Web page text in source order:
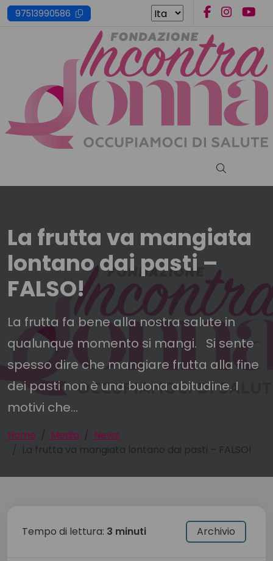
Skip
to
97513990586
Cerca nel
La frutta va mangiata
lontano dai pasti –
FALSO!
La frutta fa bene alla nostra salute in
qualunque momento si mangi. Si sente
spesso dire che mangiare frutta alla fine
dei pasti non è una buona abitudine. I
motivi che...
Home Media
News
La frutta va mangiata lontano dai pasti – FALSO!
Tempo di lettura: 3 minuti Archivio